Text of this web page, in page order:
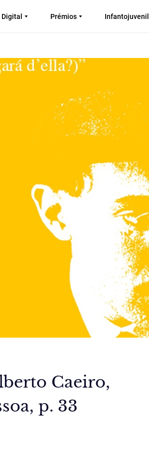
Digital Prémios Infantojuvenil
Caeiro,
p. 33